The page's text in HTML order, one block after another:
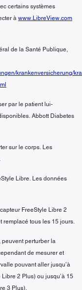
certains systèmes
à www.LibreView.com
de la Santé Publique,
krankenversicherung/
par le patient lui-
Abbott Diabetes
sur le corps. Les
Libre. Les données
FreeStyle Libre 2
remplacé tous les 15 jours.
peuvent perturber la
de mesurer et
pouvant aller jusqu’à
2 Plus) ou jusqu’à 15
3 Plus).